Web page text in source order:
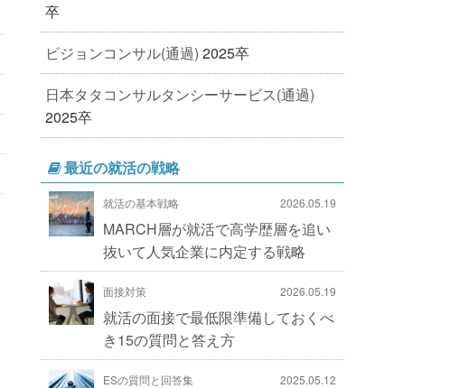
卒
ビジョンコンサル(通過) 2025卒
日本タタコンサルタンシーサービス(通過)
2025卒
最近の就活の戦略
就活の基本戦略 2026.05.19
MARCH層が就活で高学歴層を追い
抜いて人気企業に内定する戦略
面接対策 2026.05.19
就活の面接で最低限準備しておくべ
き15の質問と答え方
ESの質問と回答集 2025.05.12